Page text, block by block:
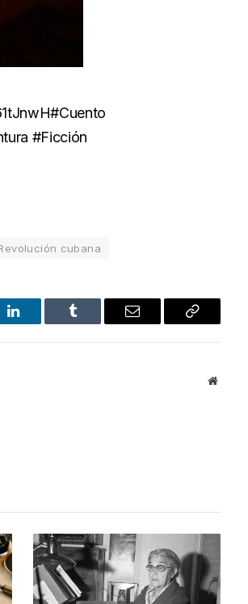
#Cuento
#Ficción
cubana
LinkedIn Tumblr Email
Copy
Website